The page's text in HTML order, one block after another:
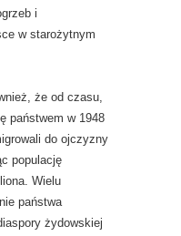
i
w starożytnym
że od czasu,
państwem w 1948
do ojczyzny
populację
Wielu
państwa
żydowskiej